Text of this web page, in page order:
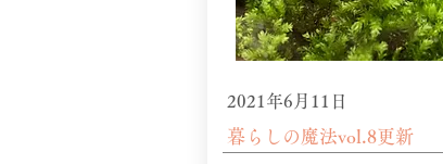
2021年6月11日
暮らしの魔法vol.8更新